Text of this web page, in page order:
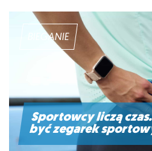
BIEGANIE
Sportowcy liczą
być zegarek